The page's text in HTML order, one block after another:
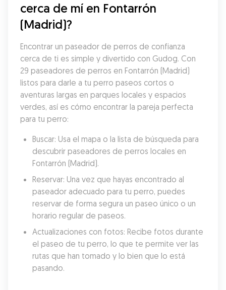
cerca de mí en Fontarrón
(Madrid)?
Encontrar un paseador de perros de confianza
cerca de ti es simple y divertido con Gudog. Con
29 paseadores de perros en Fontarrón (Madrid)
listos para darle a tu perro paseos cortos o
aventuras largas en parques locales y espacios
verdes, así es cómo encontrar la pareja perfecta
para tu perro:
Buscar: Usa el mapa o la lista de búsqueda para
descubrir paseadores de perros locales en
Fontarrón (Madrid).
Reservar: Una vez que hayas encontrado al
paseador adecuado para tu perro, puedes
reservar de forma segura un paseo único o un
horario regular de paseos.
Actualizaciones con fotos: Recibe fotos durante
el paseo de tu perro, lo que te permite ver las
rutas que han tomado y lo bien que lo está
pasando.